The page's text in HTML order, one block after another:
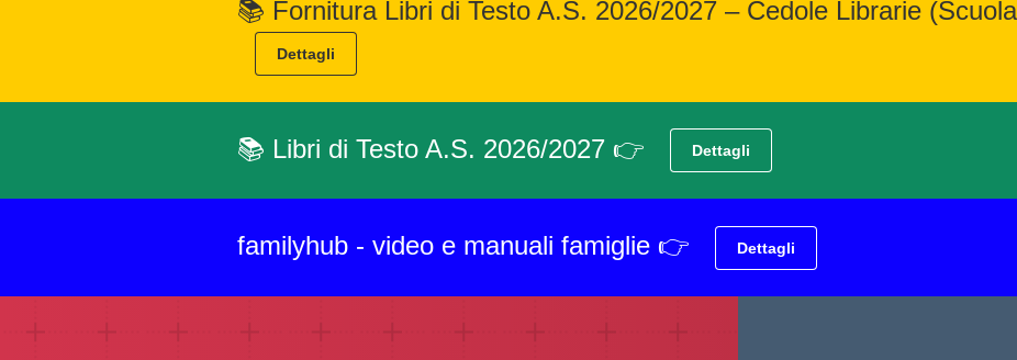
📚 Fornitura Libri di Testo A.S. 2026/2027 – Cedole Librarie (Scuola
Dettagli
📚 Libri di Testo A.S. 2026/2027 👉 Dettagli
familyhub - video e manuali famiglie 👉 Dettagli